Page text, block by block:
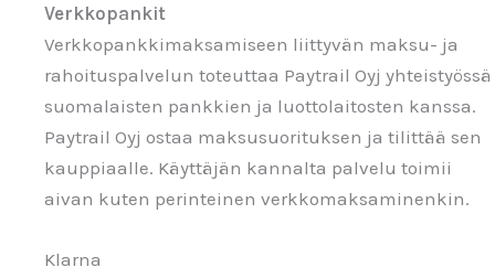
Verkkopankit
Verkkopankkimaksamiseen liittyvän maksu- ja
rahoituspalvelun toteuttaa Paytrail Oyj yhteistyössä
suomalaisten pankkien ja luottolaitosten kanssa.
Paytrail Oyj ostaa maksusuorituksen ja tilittää sen
kauppiaalle. Käyttäjän kannalta palvelu toimii
aivan kuten perinteinen verkkomaksaminenkin.
Klarna